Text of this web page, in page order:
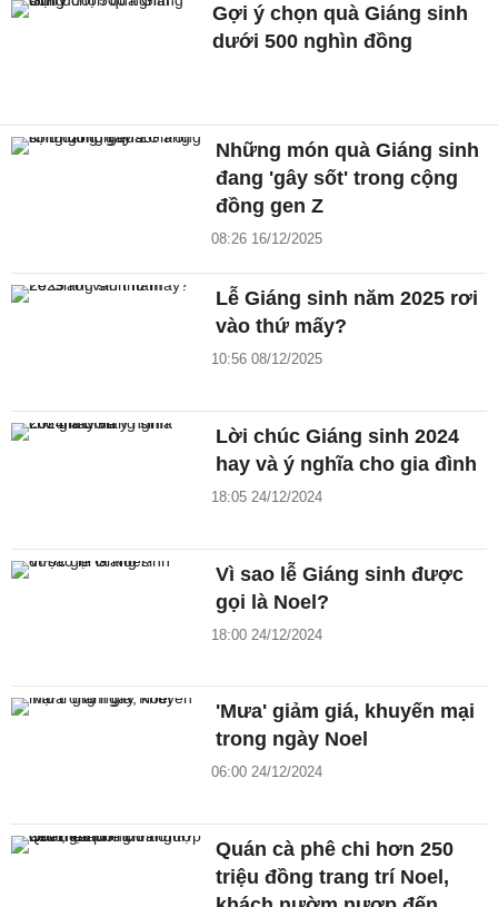
Gợi ý chọn quà Giáng sinh
dưới 500 nghìn đồng
Những món quà Giáng sinh
đang 'gây sốt' trong cộng
đồng gen Z
08:26 16/12/2025
Lễ Giáng sinh năm 2025 rơi
vào thứ mấy?
10:56 08/12/2025
Lời chúc Giáng sinh 2024
hay và ý nghĩa cho gia đình
18:05 24/12/2024
Vì sao lễ Giáng sinh được
gọi là Noel?
18:00 24/12/2024
'Mưa' giảm giá, khuyến mại
trong ngày Noel
06:00 24/12/2024
Quán cà phê chi hơn 250
triệu đồng trang trí Noel,